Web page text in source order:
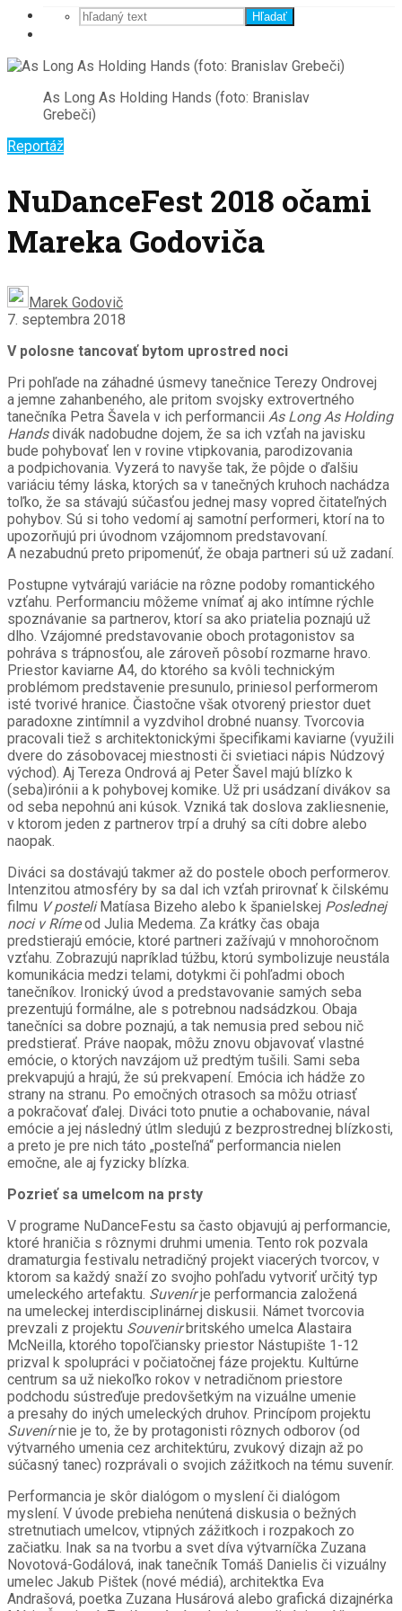
Hľadať
As Long As Holding Hands (foto: Branislav
Grebeči)
Reportáž
NuDanceFest 2018 očami
Mareka Godoviča
Marek Godovič
7. septembra 2018
V polosne tancovať bytom uprostred noci
Pri pohľade na záhadné úsmevy tanečnice Terezy Ondrovej
a jemne zahanbeného, ale pritom svojsky extrovertného
tanečníka Petra Šavela v ich performancii As Long As Holding
Handsdivák nadobudne dojem, že sa ich vzťah na javisku
bude pohybovať len v rovine vtipkovania, parodizovania
a podpichovania. Vyzerá to navyše tak, že pôjde o ďalšiu
variáciu témy láska, ktorých sa v tanečných kruhoch nachádza
toľko, že sa stávajú súčasťou jednej masy vopred čitateľných
pohybov. Sú si toho vedomí aj samotní performeri, ktorí na to
upozorňujú pri úvodnom vzájomnom predstavovaní.
A nezabudnú preto pripomenúť, že obaja partneri sú už zadaní.
Postupne vytvárajú variácie na rôzne podoby romantického
vzťahu. Performanciu môžeme vnímať aj ako intímne rýchle
spoznávanie sa partnerov, ktorí sa ako priatelia poznajú už
dlho. Vzájomné predstavovanie oboch protagonistov sa
pohráva s trápnosťou, ale zároveň pôsobí rozmarne hravo.
Priestor kaviarne A4, do ktorého sa kvôli technickým
problémom predstavenie presunulo, priniesol performerom
isté tvorivé hranice. Čiastočne však otvorený priestor duet
paradoxne zintímnil a vyzdvihol drobné nuansy. Tvorcovia
pracovali tiež s architektonickými špecifikami kaviarne (využili
dvere do zásobovacej miestnosti či svietiaci nápis Núdzový
východ). Aj Tereza Ondrová aj Peter Šavel majú blízko k
(seba)irónii a k pohybovej komike. Už pri usádzaní divákov sa
od seba nepohnú ani kúsok. Vzniká tak doslova zakliesnenie,
v ktorom jeden z partnerov trpí a druhý sa cíti dobre alebo
naopak.
Diváci sa dostávajú takmer až do postele oboch performerov.
Intenzitou atmosféry by sa dal ich vzťah prirovnať k čilskému
filmu V posteliMatíasa Bizeho alebo k španielskej Poslednej
noci v Rímeod Julia Medema. Za krátky čas obaja
predstierajú emócie, ktoré partneri zažívajú v mnohoročnom
vzťahu. Zobrazujú napríklad túžbu, ktorú symbolizuje neustála
komunikácia medzi telami, dotykmi či pohľadmi oboch
tanečníkov. Ironický úvod a predstavovanie samých seba
prezentujú formálne, ale s potrebnou nadsádzkou. Obaja
tanečníci sa dobre poznajú, a tak nemusia pred sebou nič
predstierať. Práve naopak, môžu znovu objavovať vlastné
emócie, o ktorých navzájom už predtým tušili. Sami seba
prekvapujú a hrajú, že sú prekvapení. Emócia ich hádže zo
strany na stranu. Po emočných otrasoch sa môžu otriasť
a pokračovať ďalej. Diváci toto pnutie a ochabovanie, nával
emócie a jej následný útlm sledujú z bezprostrednej blízkosti,
a preto je pre nich táto „posteľná“ performancia nielen
emočne, ale aj fyzicky blízka.
Pozrieť sa umelcom na prsty
V programe NuDanceFestu sa často objavujú aj performancie,
ktoré hraničia s rôznymi druhmi umenia. Tento rok pozvala
dramaturgia festivalu netradičný projekt viacerých tvorcov, v
ktorom sa každý snaží zo svojho pohľadu vytvoriť určitý typ
umeleckého artefaktu. Suvenírje performancia založená
na umeleckej interdisciplinárnej diskusii. Námet tvorcovia
prevzali z projektu Souvenirbritského umelca Alastaira
McNeilla, ktorého topoľčiansky priestor Nástupište 1-12
prizval k spolupráci v počiatočnej fáze projektu. Kultúrne
centrum sa už niekoľko rokov v netradičnom priestore
podchodu sústreďuje predovšetkým na vizuálne umenie
a presahy do iných umeleckých druhov. Princípom projektu
Suvenírnie je to, že by protagonisti rôznych odborov (od
výtvarného umenia cez architektúru, zvukový dizajn až po
súčasný tanec) rozprávali o svojich zážitkoch na tému suvenír.
Performancia je skôr dialógom o myslení či dialógom
myslení. V úvode prebieha nenútená diskusia o bežných
stretnutiach umelcov, vtipných zážitkoch i rozpakoch zo
začiatku. Inak sa na tvorbu a svet díva výtvarníčka Zuzana
Novotová-Godálová, inak tanečník Tomáš Danielis či vizuálny
umelec Jakub Pištek (nové médiá), architektka Eva
Andrašová, poetka Zuzana Husárová alebo grafická dizajnérka